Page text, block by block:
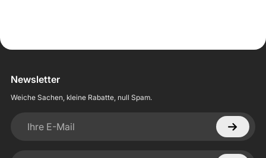
Newsletter
Weiche Sachen, kleine Rabatte, null Spam.
Ihre E-Mail